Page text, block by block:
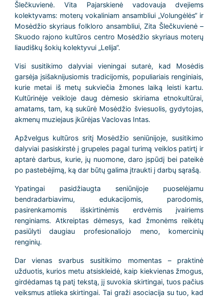
Šlečkuvienė. Vita Pajarskienė vadovauja dvejiems
kolektyvams: moterų vokaliniam ansambliui „Volungėlės“ ir
Mosėdžio skyriaus folkloro ansambliui, Zita Šlečkuvienė –
Skuodo rajono kultūros centro Mosėdžio skyriaus moterų
liaudiškų šokių kolektyvui „Lelija“.
Visi susitikimo dalyviai vieningai sutarė, kad Mosėdis
garsėja įsišaknijusiomis tradicijomis, populiariais renginiais,
kurie metai iš metų sukviečia žmones laiką leisti kartu.
Kultūrinėje veikloje daug dėmesio skiriama etnokultūrai,
amatams, tam, ką sukūrė Mosėdžio šviesuolis, gydytojas,
akmenų muziejaus įkūrėjas Vaclovas Intas.
Apžvelgus kultūros sritį Mosėdžio seniūnijoje, susitikimo
dalyviai pasiskirstė į grupeles pagal turimą veiklos patirtį ir
aptarė darbus, kurie, jų nuomone, daro įspūdį bei pateikė
po pastebėjimą, ką dar būtų galima įtraukti į darbų sąrašą.
Ypatingai pasidžiaugta seniūnijoje puoselėjamu
bendradarbiavimu, edukacijomis, parodomis,
pasirenkamomis išskirtinėmis erdvėmis įvairiems
renginiams. Atkreiptas dėmesys, kad žmonėms reikėtų
pasiūlyti daugiau profesionaliojo meno, komercinių
renginių.
Dar vienas svarbus susitikimo momentas – praktinė
užduotis, kurios metu atsiskleidė, kaip kiekvienas žmogus,
girdėdamas tą patį tekstą, jį suvokia skirtingai, tuos pačius
veiksmus atlieka skirtingai. Tai graži asociacija su tuo, kad